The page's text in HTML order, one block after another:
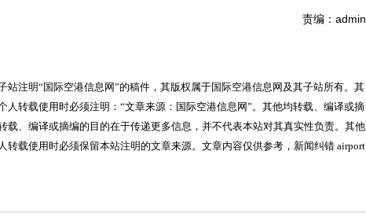
责编：admin
注明“国际空港信息网”的稿件，其版权属于国际空港信息网及其子站所有。其
人转载使用时必须注明：“文章来源：国际空港信息网”。其他均转载、编译或摘
载、编译或摘编的目的在于传递更多信息，并不代表本站对其真实性负责。其他
转载使用时必须保留本站注明的文章来源。文章内容仅供参考，新闻纠错 airport